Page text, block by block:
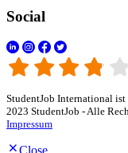
Social
StudentJob International
2023 StudentJob - Alle
Impressum
Close